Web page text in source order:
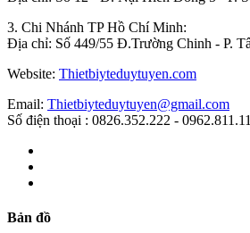
3. Chi Nhánh TP Hồ Chí Minh:
Địa chỉ: Số 449/55 Đ.Trường Chinh - P.
Website: Thietbiyteduytuyen.com
Email: Thietbiyteduytuyen@gmail.com
Số điện thoại : 0826.352.222 -
Bản đồ